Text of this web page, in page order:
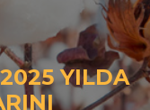
YILDA